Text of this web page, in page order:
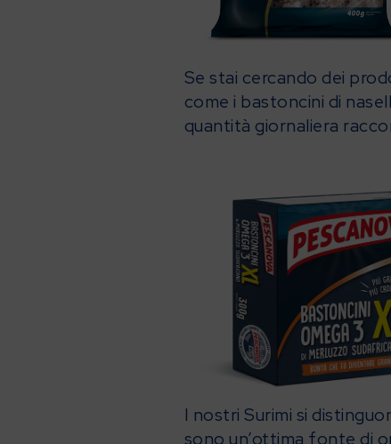
Se stai cercando dei
come i bastoncini di
quantità giornaliera
I nostri Surimi si
sono un’ottima fonte di